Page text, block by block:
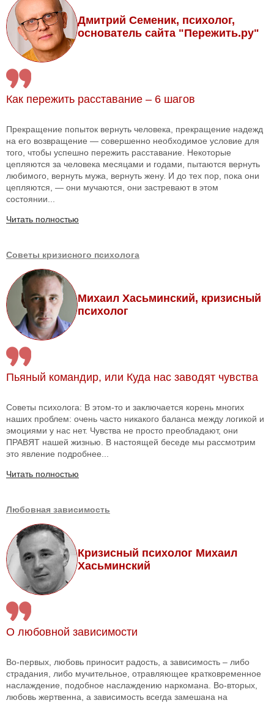
Дмитрий Семеник, психолог,
основатель сайта "Пережить.ру"
Как пережить расставание – 6 шагов
Прекращение попыток вернуть человека, прекращение надежд
на его возвращение — совершенно необходимое условие для
того, чтобы успешно пережить расставание. Некоторые
цепляются за человека месяцами и годами, пытаются вернуть
любимого, вернуть мужа, вернуть жену. И до тех пор, пока они
цепляются, — они мучаются, они застревают в этом
состоянии...
Читать полностью
Советы кризисного психолога
Михаил Хасьминский, кризисный
психолог
Пьяный командир, или Куда нас заводят чувства
Советы психолога: В этом-то и заключается корень многих
наших проблем: очень часто никакого баланса между логикой и
эмоциями у нас нет. Чувства не просто преобладают, они
ПРАВЯТ нашей жизнью. В настоящей беседе мы рассмотрим
это явление подробнее...
Читать полностью
Любовная зависимость
Кризисный психолог Михаил
Хасьминский
О любовной зависимости
Во-первых, любовь приносит радость, а зависимость – либо
страдания, либо мучительное, отравляющее кратковременное
наслаждение, подобное наслаждению наркомана. Во-вторых,
любовь жертвенна, а зависимость всегда замешана на